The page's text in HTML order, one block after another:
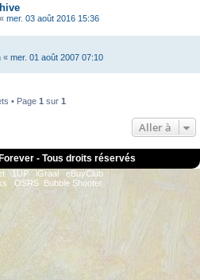
« mer. 03 août 2016 15:36
« mer. 01 août 2007 07:10
• Page 1 sur 1
Aller à
- Tous droits réservés
1UP iGraal
eBuyClub
OSRS Bubble Shooter